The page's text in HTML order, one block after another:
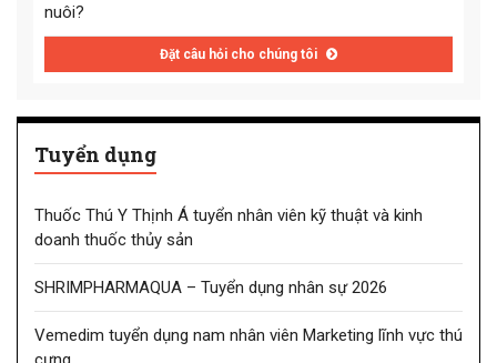
nuôi?
Đặt câu hỏi cho chúng tôi
Tuyển dụng
Thuốc Thú Y Thịnh Á tuyển nhân viên kỹ thuật và kinh
doanh thuốc thủy sản
SHRIMPHARMAQUA – Tuyển dụng nhân sự 2026
Vemedim tuyển dụng nam nhân viên Marketing lĩnh vực thú